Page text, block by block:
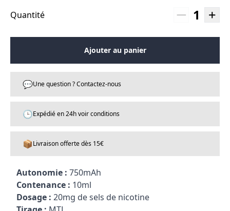
Quantité 1
Ajouter au panier
💬Une question ? Contactez-nous
🕒Expédié en 24h voir conditions
📦Livraison offerte dès 15€
Autonomie : 750mAh
Contenance : 10ml
Dosage : 20mg de sels de nicotine